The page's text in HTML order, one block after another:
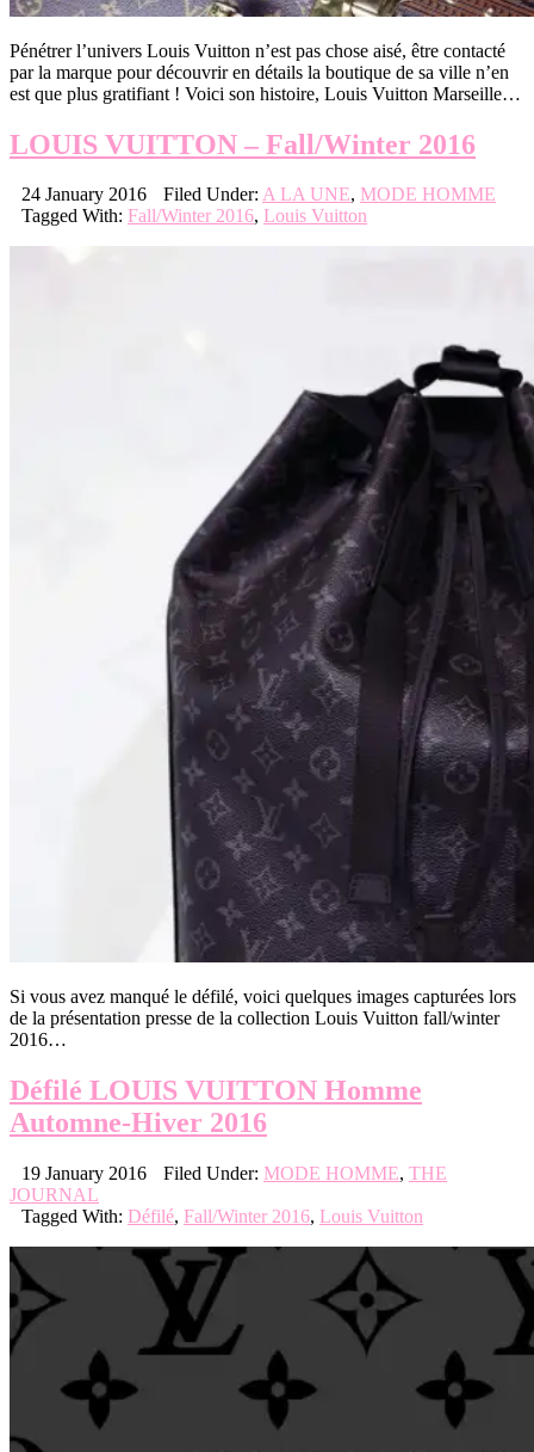
Pénétrer l’univers Louis Vuitton n’est pas chose aisé, être contacté
par la marque pour découvrir en détails la boutique de sa ville n’en
est que plus gratifiant ! Voici son histoire, Louis Vuitton Marseille…
LOUIS VUITTON – Fall/Winter 2016
24 January 2016 Filed Under: A LA UNE, MODE HOMME
Tagged With: Fall/Winter 2016, Louis Vuitton
Si vous avez manqué le défilé, voici quelques images capturées lors
de la présentation presse de la collection Louis Vuitton fall/winter
2016…
Défilé LOUIS VUITTON Homme
Automne-Hiver 2016
19 January 2016 Filed Under: MODE HOMME, THE
JOURNAL
Tagged With: Défilé, Fall/Winter 2016, Louis Vuitton